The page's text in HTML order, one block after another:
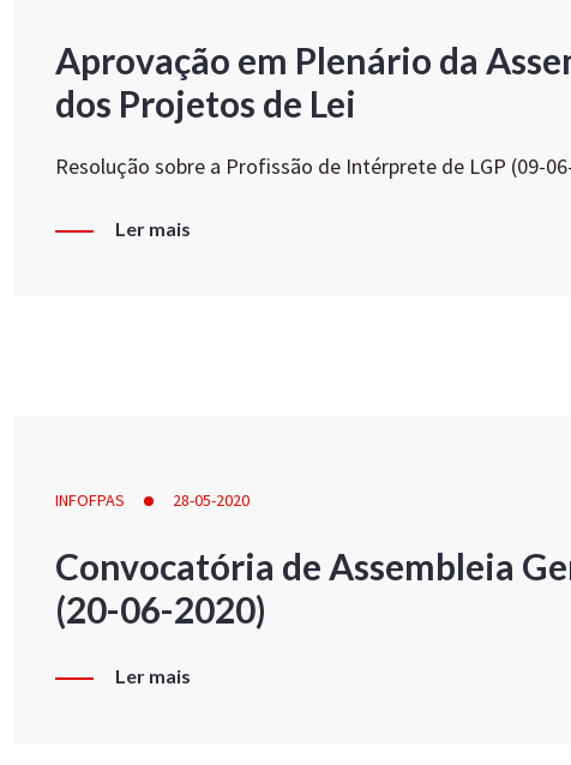
Aprovação em Plenário da
dos Projetos de Lei
Resolução sobre a Profissão de Intérprete de LGP (09-
Ler mais
INFOFPAS 28-05-2020
Convocatória de Assembleia
(20-06-2020)
Ler mais